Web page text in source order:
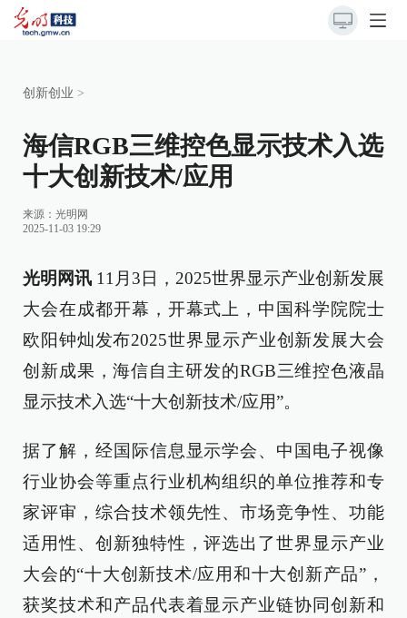
创新创业 >
海信RGB三维控色显示技术入选
十大创新技术/应用
来源： 光明网
2025-11-03 19:29
光明网讯 11月3日，2025世界显示产业创新发展
大会在成都开幕，开幕式上，中国科学院院士
欧阳钟灿发布2025世界显示产业创新发展大会
创新成果，海信自主研发的RGB三维控色液晶
显示技术入选“十大创新技术/应用”。
据了解，经国际信息显示学会、中国电子视像
行业协会等重点行业机构组织的单位推荐和专
家评审，综合技术领先性、市场竞争性、功能
适用性、创新独特性，评选出了世界显示产业
大会的“十大创新技术/应用和十大创新产品”，
获奖技术和产品代表着显示产业链协同创新和